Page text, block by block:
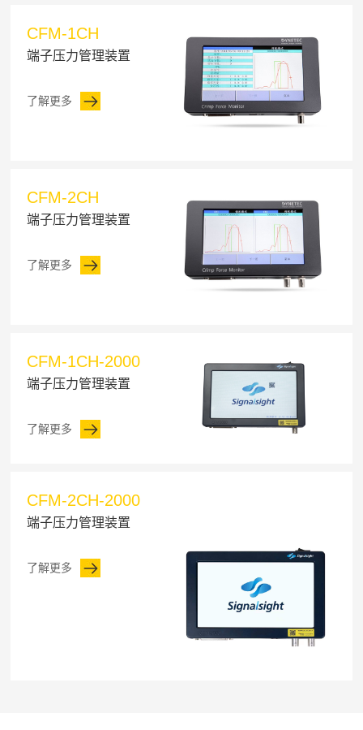
CFM-1CH
端子压力管理装置
了解更多
CFM-2CH
端子压力管理装置
了解更多
CFM-1CH-2000
端子压力管理装置
了解更多
CFM-2CH-2000
端子压力管理装置
了解更多